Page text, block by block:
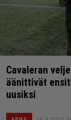
Cavaleran
äänittivät
uusiksi